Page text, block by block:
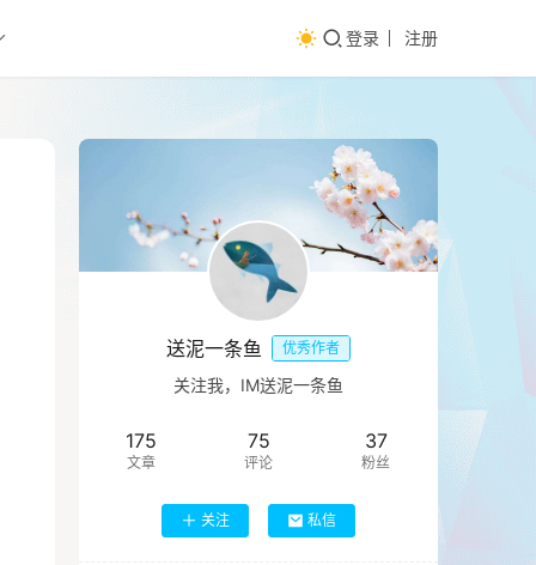
登录 注册
送泥一条鱼 优秀作者
关注我，IM送泥一条鱼
175
文章
75
评论
37
粉丝
关注 私信